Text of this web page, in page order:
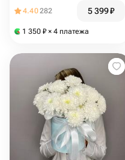
4.40282 5 399₽
1 350 ₽ × 4 платежа